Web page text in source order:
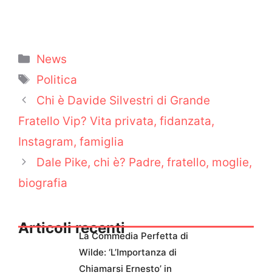
Categorie
News
Tag
Politica
Chi è Davide Silvestri di Grande
Fratello Vip? Vita privata, fidanzata,
Instagram, famiglia
Dale Pike, chi è? Padre, fratello, moglie,
biografia
Articoli recentiLa Commedia Perfetta di
Wilde: ‘L’Importanza di
Chiamarsi Ernesto’ in